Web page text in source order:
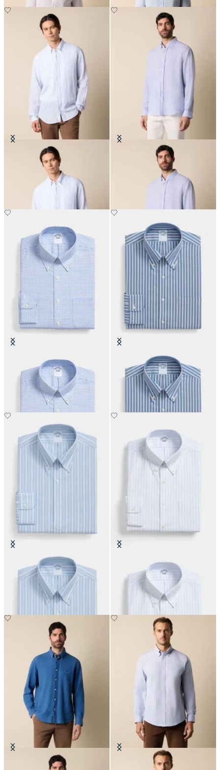
Regular Fit Hemd aus Leinen mit
Button-Down-Kragen
Regular Fit Hemd aus Leinen mit
Button-Down-Kragen
Regular Fit Non-Iron Oxford-
Hemd mit Button-Down-Kragen
€104.30
Regular Fit Non-Iron Oxford-
Hemd mit Button-Down-Kragen
Regular Fit Non-Iron Oxford-
Hemd mit Button-Down-Kragen
Regular Fit Non-Iron Oxford-
Hemd mit Button-Down-Kragen
Regular Fit Hemd mit Button-
Regular Fit Non-Iron Hemd in